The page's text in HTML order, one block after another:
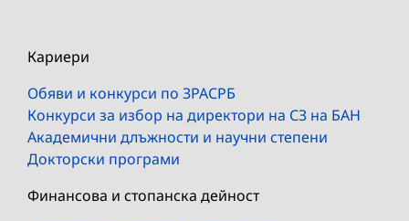
Кариери
Обяви и конкурси по ЗРАСРБ
Конкурси за избор на директори на СЗ на БАН
Академични длъжности и научни степени
Докторски програми
Финансова и стопанска дейност